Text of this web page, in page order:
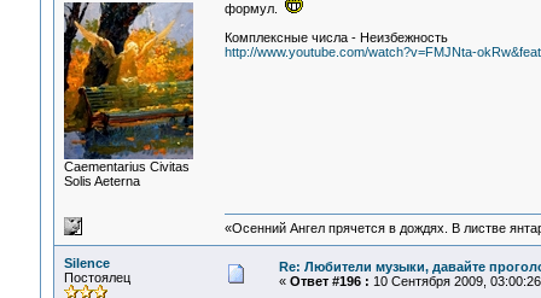
Сaementarius Civitas
Solis Aeterna
формул.
Комплексные числа - Неизбежность
http://www.youtube.com/watch?v=FMJNta-
«Осенний Ангел прячется в дождях. В листве
Silence
Постоялец
Re: Любители музыки, давайте
« Ответ #196 : 10 Сентября 2009,